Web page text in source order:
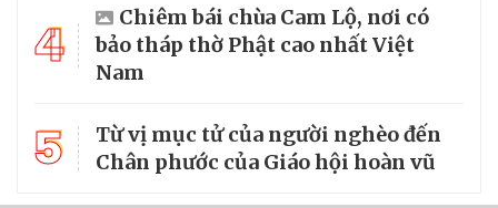
4
Chiêm bái chùa Cam Lộ, nơi có
bảo tháp thờ Phật cao nhất Việt
Nam
5
Từ vị mục tử của người nghèo đến
Chân phước của Giáo hội hoàn vũ